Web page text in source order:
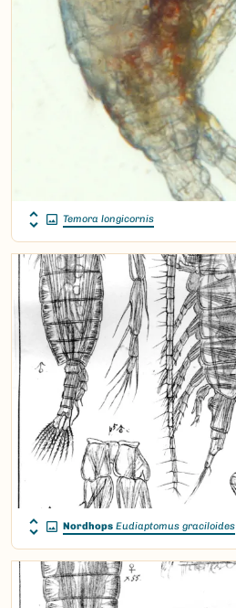
Temora longicornis
Nordhops Eudiaptomus graciloides